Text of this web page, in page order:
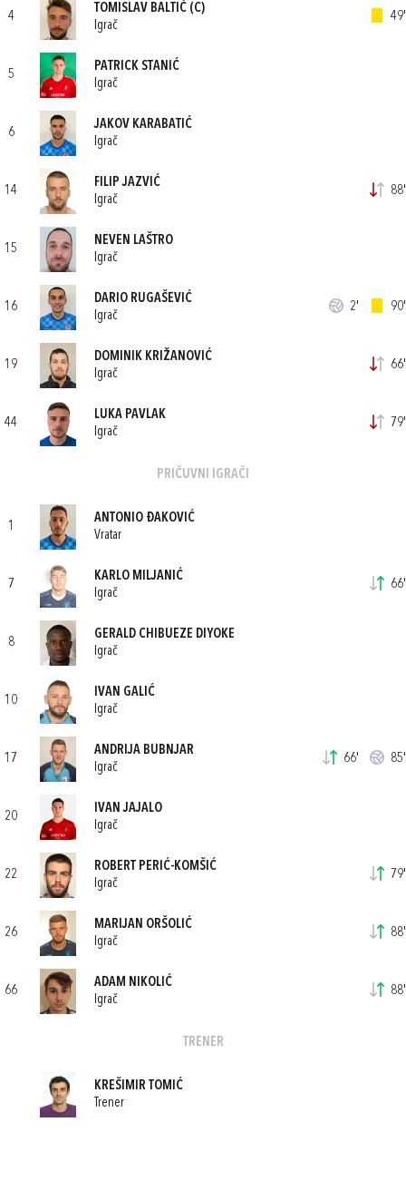
4
TOMISLAV BALTIĆ (C)
Igrač
49'
5
PATRICK STANIĆ
Igrač
6
JAKOV KARABATIĆ
Igrač
14
FILIP JAZVIĆ
Igrač
88'
15
NEVEN LAŠTRO
Igrač
16
DARIO RUGAŠEVIĆ
Igrač
2' 90'
19
DOMINIK KRIŽANOVIĆ
Igrač
66'
44
LUKA PAVLAK
Igrač
79'
PRIČUVNI IGRAČI
1
ANTONIO ĐAKOVIĆ
Vratar
7
KARLO MILJANIĆ
Igrač
66'
8
GERALD CHIBUEZE DIYOKE
Igrač
10
IVAN GALIĆ
Igrač
17
ANDRIJA BUBNJAR
Igrač
66' 85'
20
IVAN JAJALO
Igrač
22
ROBERT PERIĆ-KOMŠIĆ
Igrač
79'
26
MARIJAN ORŠOLIĆ
Igrač
88'
66
ADAM NIKOLIĆ
Igrač
88'
TRENER
KREŠIMIR TOMIĆ
Trener